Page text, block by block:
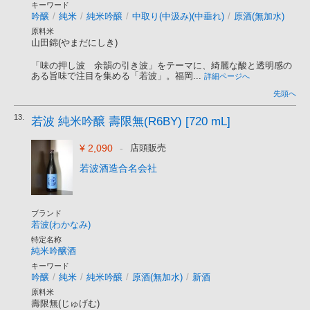
キーワード
吟醸 / 純米 / 純米吟醸 / 中取り(中汲み)(中垂れ) / 原酒(無加水)
原料米
山田錦(やまだにしき)
「味の押し波 余韻の引き波」をテーマに、綺麗な酸と透明感の
ある旨味で注目を集める「若波」。福岡... 詳細ページへ
先頭へ
13. 若波 純米吟醸 壽限無(R6BY) [720 mL]
¥ 2,090 - 店頭販売
若波酒造合名会社
ブランド
若波(わかなみ)
特定名称
純米吟醸酒
キーワード
吟醸 / 純米 / 純米吟醸 / 原酒(無加水) / 新酒
原料米
壽限無(じゅげむ)